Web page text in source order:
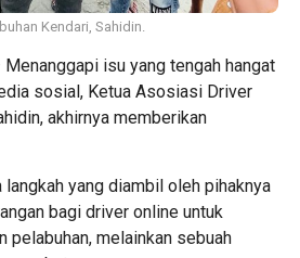
Kendari, Sahidin.
Menanggapi isu yang tengah hangat
sosial, Ketua Asosiasi Driver
, akhirnya memberikan
langkah yang diambil oleh pihaknya
bagi driver online untuk
pelabuhan, melainkan sebuah